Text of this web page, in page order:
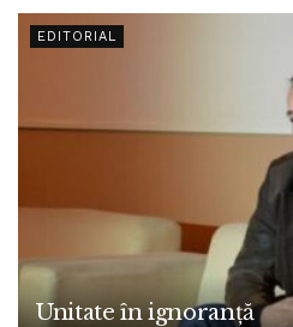
EDITORIAL
Unitate în ignoranță